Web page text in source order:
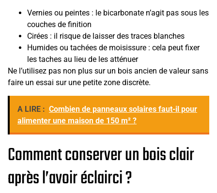
Vernies ou peintes : le bicarbonate n’agit pas sous les
couches de finition
Cirées : il risque de laisser des traces blanches
Humides ou tachées de moisissure : cela peut fixer
les taches au lieu de les atténuer
Ne l’utilisez pas non plus sur un bois ancien de valeur sans
faire un essai sur une petite zone discrète.
A LIRE : Combien de panneaux solaires faut-il pour
alimenter une maison de 150 m² ?
Comment conserver un bois clair
après l’avoir éclairci ?